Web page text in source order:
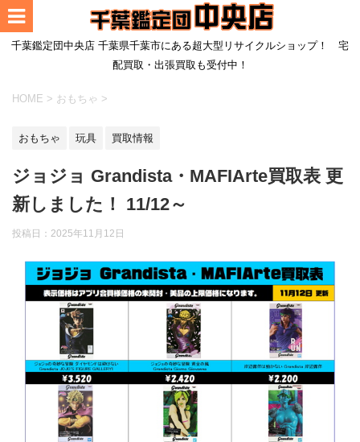
千葉鑑定団中央店 千葉県千葉市にある超大型リサイクルショップ！ 宅
配買取・出張買取も受付中！
HOME > おもちゃ >
おもちゃ 玩具 買取情報
ジョジョ Grandista・MAFIArte買取表 更
新しました！ 11/12～
投稿日： 2025年11月12日